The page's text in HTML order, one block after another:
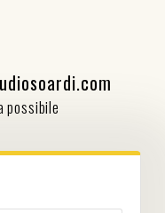
possibile